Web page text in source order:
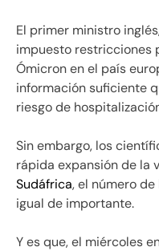
El primer ministro
impuesto restricciones
Ómicron en el país
información suficiente
riesgo de
Sin embargo, los
rápida expansión de la
Sudáfrica, el número
igual de importante.
Y es que, el miércoles